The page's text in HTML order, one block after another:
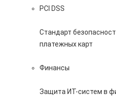
PCI DSS
Стандарт
платежных карт
Финансы
Защита ИТ-систем в